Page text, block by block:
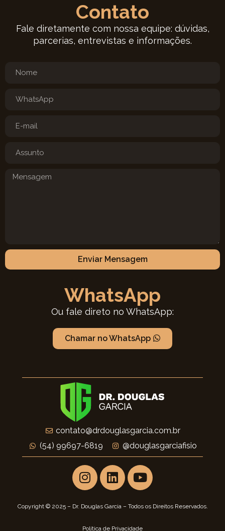
Contato
Fale diretamente com nossa equipe: dúvidas,
parcerias, entrevistas e informações.
Enviar Mensagem
WhatsApp
Ou fale direto no WhatsApp:
Chamar no WhatsApp
contato@drdouglasgarcia.com.br
(54) 99697-6819
@douglasgarciafisio
Copyright © 2025 – Dr. Douglas Garcia – Todos os Direitos Reservados.
Política de Privacidade